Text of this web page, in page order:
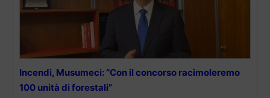
Incendi, Musumeci: “Con il concorso racimoleremo
100 unità di forestali”